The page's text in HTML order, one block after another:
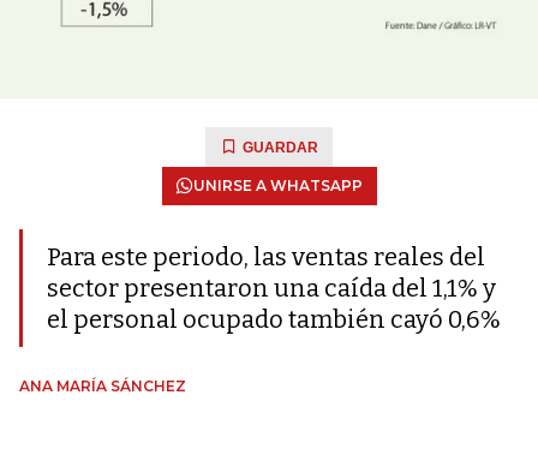
GUARDAR
UNIRSE A WHATSAPP
Para este periodo, las ventas reales del
sector presentaron una caída del 1,1% y
el personal ocupado también cayó 0,6%
ANA MARÍA SÁNCHEZ